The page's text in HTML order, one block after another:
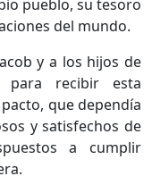
pueblo, su tesoro
del mundo.
y a los hijos de
recibir esta
que dependía
y satisfechos de
a cumplir